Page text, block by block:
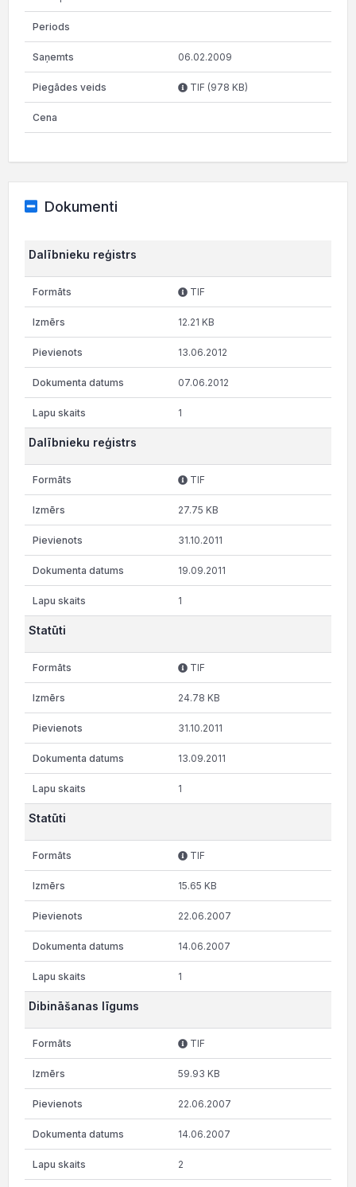
06.02.2009
TIF (978 KB)
Dokumenti
Dalībnieku reģistrs
TIF
12.21 KB
13.06.2012
07.06.2012
1
Dalībnieku reģistrs
TIF
27.75 KB
31.10.2011
19.09.2011
1
Statūti
TIF
24.78 KB
31.10.2011
13.09.2011
1
Statūti
TIF
15.65 KB
22.06.2007
14.06.2007
1
Dibināšanas līgums
TIF
59.93 KB
22.06.2007
14.06.2007
2